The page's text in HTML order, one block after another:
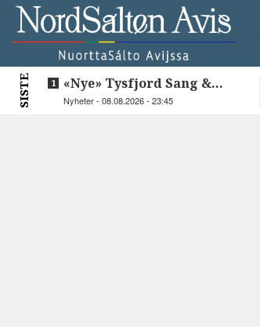
SISTE
«Nye» Tysfjord Sang &
Sement hyllet sin avdøde
Nyheter - 08.08.2026 - 23:45